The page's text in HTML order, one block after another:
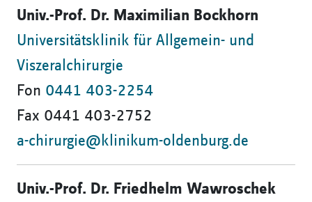
Univ.-Prof. Dr. Maximilian Bockhorn
Universitätsklinik für Allgemein- und
Viszeralchirurgie
Fon 0441 403-2254
Fax 0441 403-2752
a-chirurgie@klinikum-oldenburg.de
Univ.-Prof. Dr. Friedhelm Wawroschek